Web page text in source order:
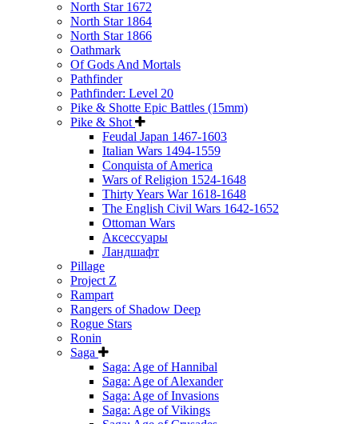
North Star 1672
North Star 1864
North Star 1866
Oathmark
Of Gods And Mortals
Pathfinder
Pathfinder: Level 20
Pike & Shotte Epic Battles (15mm)
Pike & Shot
Feudal Japan 1467-1603
Italian Wars 1494-1559
Conquista of America
Wars of Religion 1524-1648
Thirty Years War 1618-1648
The English Civil Wars 1642-1652
Ottoman Wars
Аксессуары
Ландшафт
Pillage
Project Z
Rampart
Rangers of Shadow Deep
Rogue Stars
Ronin
Saga
Saga: Age of Hannibal
Saga: Age of Alexander
Saga: Age of Invasions
Saga: Age of Vikings